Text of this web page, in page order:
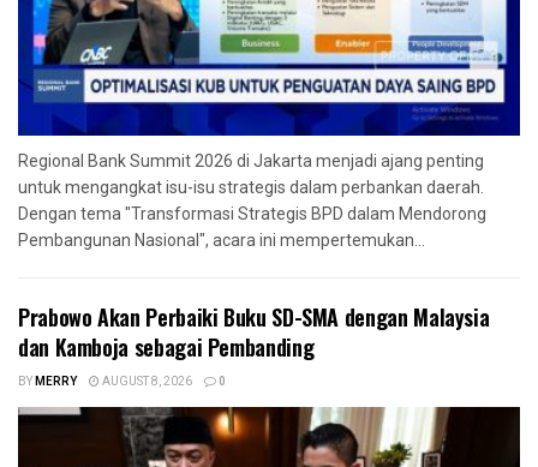
Regional Bank Summit 2026 di Jakarta menjadi ajang penting
untuk mengangkat isu-isu strategis dalam perbankan daerah.
Dengan tema "Transformasi Strategis BPD dalam Mendorong
Pembangunan Nasional", acara ini mempertemukan...
Prabowo Akan Perbaiki Buku SD-SMA dengan Malaysia
dan Kamboja sebagai Pembanding
BYMERRY AUGUST 8, 2026 0